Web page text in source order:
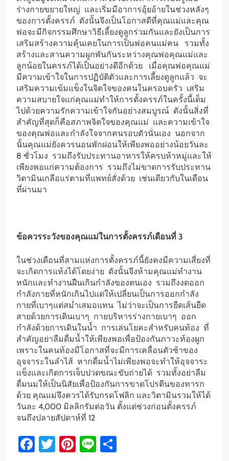
ร่างกายขยายใหญ่ และเริ่มมีอาการอุ้ยอ้ายในช่วงหลังๆ
ของการตั้งครรภ์ ดังนั้นจึงเป็นโอกาสดีที่คุณแม่และคุณ
พ่อจะมีกิจกรรมศึกษาวิธีเลี้ยงดูลูกร่วมกันและยังเป็นการ
เสริมสร้างความคุ้นเคยในการเป็นพ่อคนแม่คน รวมทั้ง
สร้างและสานความผูกพันกันระหว่างคุณพ่อคุณแม่และ
ลูกน้อยในครรภ์ได้เป็นอย่างดีอีกด้วย เมื่อคุณพ่อคุณแม่
มีความเข้าใจในการปฏิบัติตัวและการเลี้ยงดูลูกแล้ว จะ
เสริมความเข้มแข็งในจิตใจของคนในครอบครัว เสริม
ความสบายใจแก่คุณแม่ทำให้การตั้งครรภ์ในครั้งนี้เต็ม
ไปด้วยความรักความเข้าใจกันอย่างสมบูรณ์ ดังนั้นสิ่งที่
สำคัญที่สุดก็คือสภาพจิตใจของคุณแม่ และความเข้าใจ
ของคุณพ่อและกำลังใจจากคนรอบตัวนั่นเอง นอกจาก
นั้นคุณแม่ยังควรนอนพักผ่อนให้เพียงพออย่างน้อยวันละ
8 ชั่วโมง รวมถึงรับประทานอาหารให้ครบห้าหมู่และให้
เพียงพอแก่ความต้องการ รวมถึงไม่ขาดการรับประทาน
วิตามินเกลือแร่ตามที่แพทย์สั่งด้วย เช่นเดียวกับในเดือน
ที่ผ่านมา
ข้อควรระวังของคุณแม่ในการตั้งครรภ์เดือนที่ 3
ในช่วงเดือนที่สามแห่งการตั้งครรภ์นี้ยังคงมีความเสี่ยงที่
จะเกิดการแท้งได้โดยง่าย ดังนั้นจึงห้ามคุณแม่ทำงาน
หนักและทำงานฝืนเกินกำลังของตนเอง รวมถึงงดออก
กำลังกายที่หนักเกินไปแต่ให้เปลี่ยนเป็นการออกกำลัง
กายที่เบาๆแต่สม่ำเสมอแทน ไม่ว่าจะเป็นการยืดเส้นยืด
สายด้วยการเดินเบาๆ กายบริหารร่างกายเบาๆ ออก
กำลังด้วยการเดินในน้ำ การเล่นโยคะสำหรับคนท้อง ที่
สำคัญอย่าลืมดื่มน้ำให้เพียงพอเพื่อป้องกันภาวะท้องผูก
เพราะในคนท้องมีโอกาสที่จะมีการเคลื่อนตัวช้าของ
อุจจาระในลำไส้ หากดื่มน้ำไม่เพียงพอจะทำให้อุจจาระ
แข็งและเกิดการเจ็บปวดขณะขับถ่ายได้ รวมทั้งอย่าลืม
ดื่มนมให้เป็นนิสัยเพื่อป้องกันการขาดโปรตีนของทารก
ด้วย คุณแม่จึงควรได้รับกรดโฟลิก และวิตามินรวมให้ได้
วันละ 4,000 มิลลิกรัมต่อวัน ตั้งแต่ช่วงก่อนตั้งครรภ์
จนถึงปลายสัปดาห์ที่ 12
Facebook
TwitterPinterest
Line